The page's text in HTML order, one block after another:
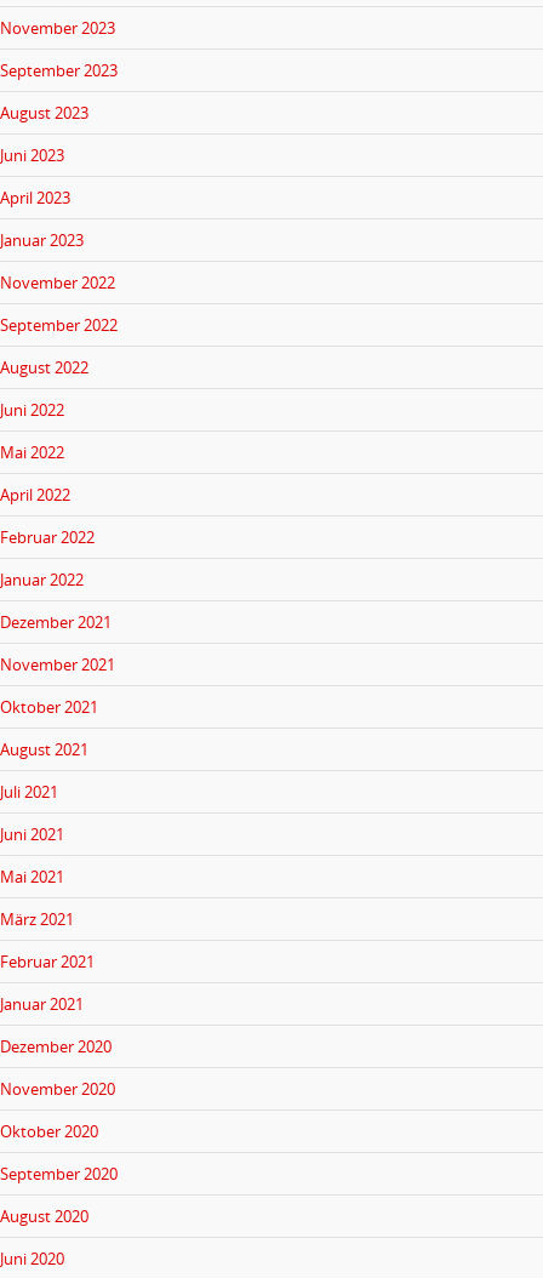
November 2023
September 2023
August 2023
Juni 2023
April 2023
Januar 2023
November 2022
September 2022
August 2022
Juni 2022
Mai 2022
April 2022
Februar 2022
Januar 2022
Dezember 2021
November 2021
Oktober 2021
August 2021
Juli 2021
Juni 2021
Mai 2021
März 2021
Februar 2021
Januar 2021
Dezember 2020
November 2020
Oktober 2020
September 2020
August 2020
Juni 2020